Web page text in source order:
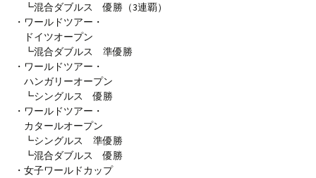
┗混合ダブルス 優勝（3連覇）
・ワールドツアー・
ドイツオープン
┗混合ダブルス 準優勝
・ワールドツアー・
ハンガリーオープン
┗シングルス 優勝
・ワールドツアー・
カタールオープン
┗シングルス 準優勝
┗混合ダブルス 優勝
・女子ワールドカップ